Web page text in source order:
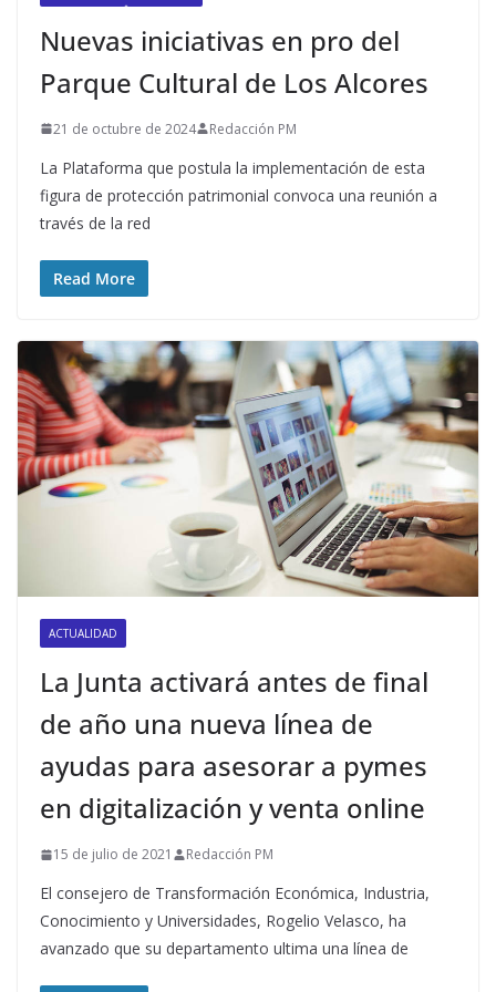
Nuevas iniciativas en pro del
Parque Cultural de Los Alcores
21 de octubre de 2024 Redacción PM
La Plataforma que postula la implementación de esta
figura de protección patrimonial convoca una reunión a
través de la red
Read More
ACTUALIDAD
La Junta activará antes de final
de año una nueva línea de
ayudas para asesorar a pymes
en digitalización y venta online
15 de julio de 2021 Redacción PM
El consejero de Transformación Económica, Industria,
Conocimiento y Universidades, Rogelio Velasco, ha
avanzado que su departamento ultima una línea de